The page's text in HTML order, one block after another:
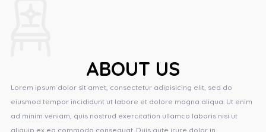
ABOUT US
Lorem ipsum dolor sit amet, consectetur adipisicing elit, sed do
eiusmod tempor incididunt ut labore et dolore magna aliqua. Ut enim
ad minim veniam, quis nostrud exercitation ullamco laboris nisi ut
aliquip ex ea commodo consequat. Duis aute irure dolor in